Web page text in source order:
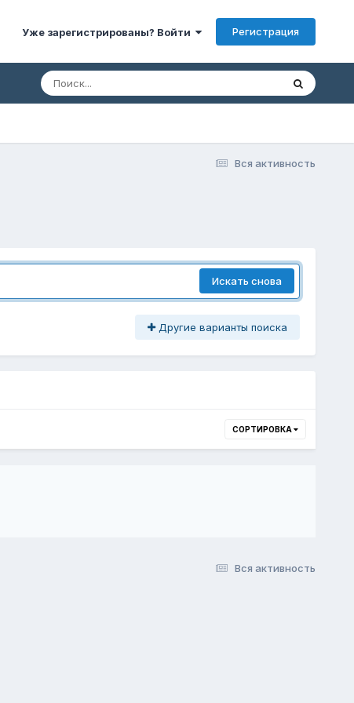
Уже зарегистрированы? Войти Регистрация
Вся активность
Искать снова
Другие варианты поиска
СОРТИРОВКА
Вся активность